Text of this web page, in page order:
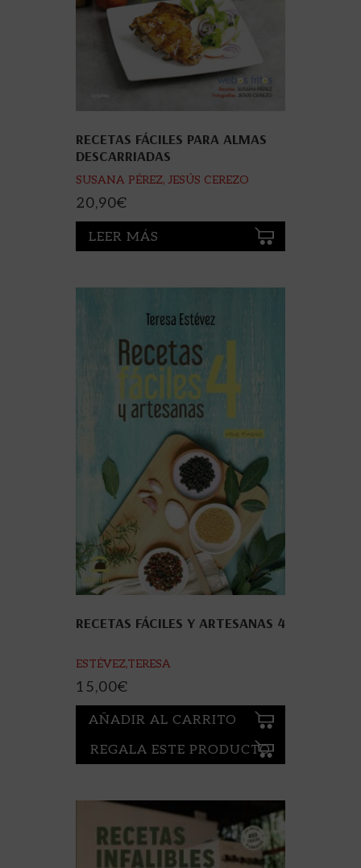
RECETAS FÁCILES PARA ALMAS
DESCARRIADAS
SUSANA PÉREZ, JESÚS CEREZO
(WEBOS FRITOS)
20,90€
LEER MÁS
RECETAS FÁCILES Y ARTESANAS 4
ESTÉVEZ,TERESA
15,00€
AÑADIR AL CARRITO
REGALA ESTE PRODUCTO